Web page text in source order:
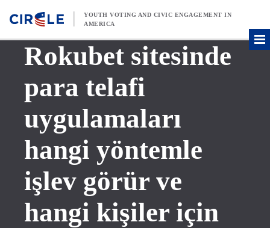
YOUTH VOTING AND CIVIC ENGAGEMENT IN
AMERICA
Rokubet sitesinde
para telafi
uygulamaları
hangi yöntemle
işlev görür ve
hangi kişiler için